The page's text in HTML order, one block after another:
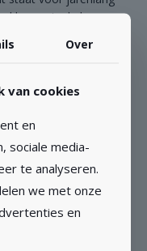
in de bouw,
Over
van cookies
en
sociale media-
te analyseren.
we met onze
en